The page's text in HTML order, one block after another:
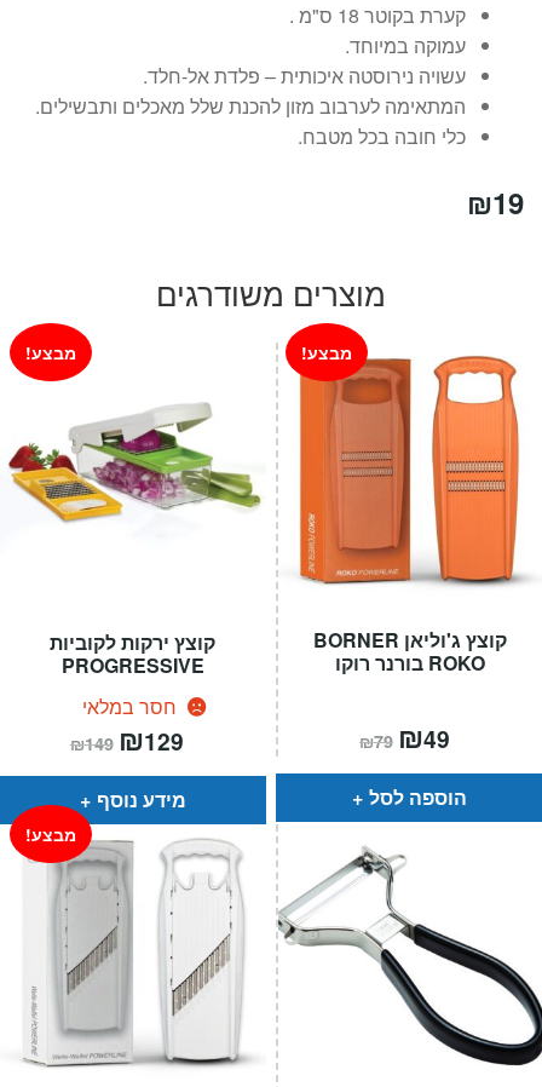
קערת בקוטר 18 ס"מ .
עמוקה במיוחד.
עשויה נירוסטה איכותית – פלדת אל-חלד.
המתאימה לערבוב מזון להכנת שלל מאכלים ותבשילים.
כלי חובה בכל מטבח.
₪19
מוצרים משודרגים
קוצץ ירקות לקוביות
PROGRESSIVE
חסר במלאי
מבצע!
₪149 המחיר
המקורי
היה:
₪149.
₪129
הוא:
מידע נוסף
קוצץ ג'וליאן BORNER
ROKO בורנר רוקו
מבצע!
₪79 המחיר
המקורי
היה:
₪79.
₪49
הוא:
הוספה לסל
מבצע!